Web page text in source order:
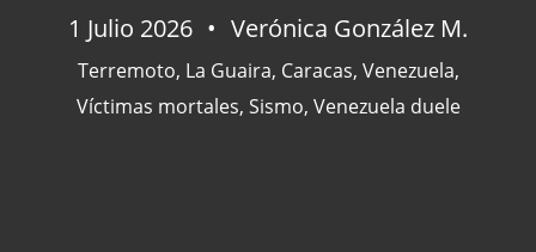
1 Julio 2026 Verónica González M.
Terremoto, La Guaira, Caracas, Venezuela,
Víctimas mortales, Sismo, Venezuela duele
Barcelona (47)
Europa(47)
Venezuela(43)